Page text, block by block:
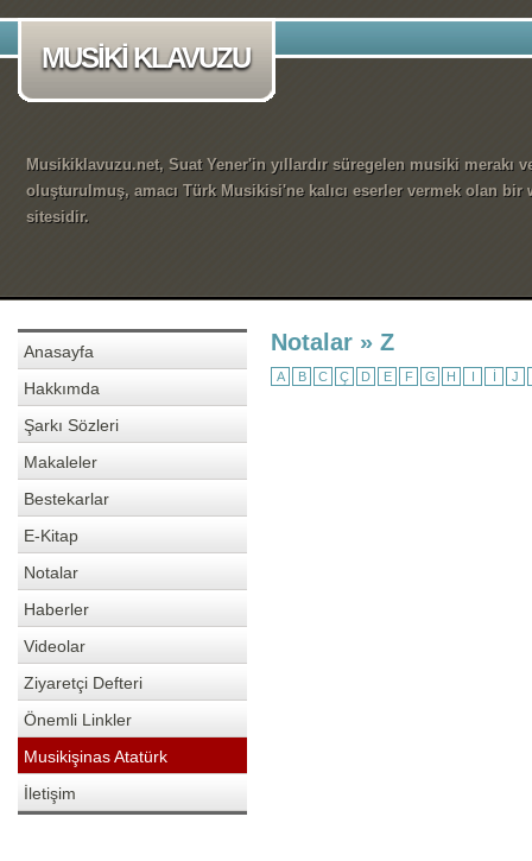
MUSİKİ KLAVUZU
Musikiklavuzu.net, Suat Yener'in yıllardır süregelen musiki merakı
oluşturulmuş, amacı Türk Musikisi'ne kalıcı eserler vermek olan bir
sitesidir.
Anasayfa
Hakkımda
Şarkı Sözleri
Makaleler
Bestekarlar
E-Kitap
Notalar
Haberler
Videolar
Ziyaretçi Defteri
Önemli Linkler
Musikişinas Atatürk
İletişim
Notalar » Z
A B C Ç D E F G H I İ J